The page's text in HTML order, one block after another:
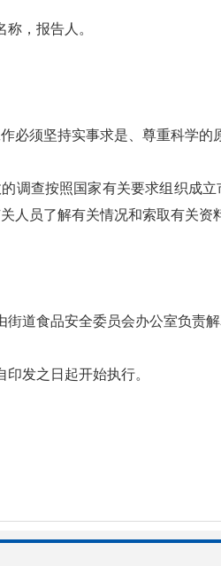
称，报告人。
作必须坚持实事求是、尊重科学的
的调查按照国家有关要求组织成
人员了解有关情况和索取有关
街道食品安全委员会办公室负责
印发之日起开始执行。